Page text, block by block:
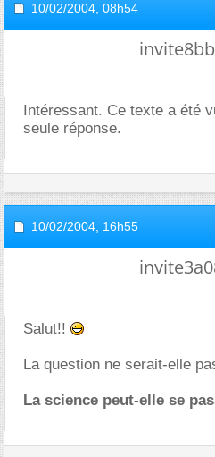
10/02/2004, 08h54
Intéressant. Ce texte a été
seule réponse.
10/02/2004, 16h55
Salut!!
La question ne serait-elle
La science peut-elle se